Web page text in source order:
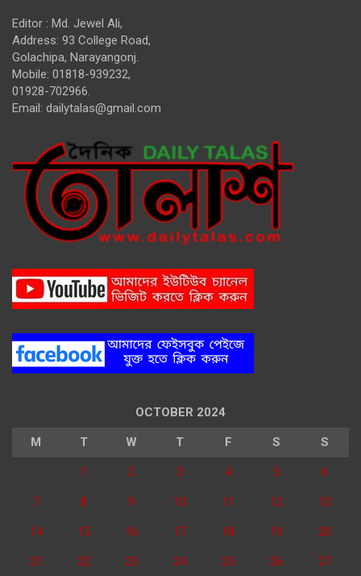
Editor : Md. Jewel Ali,
Address: 93 College Road,
Golachipa, Narayangonj.
Mobile: 01818-939232,
01928-702966.
Email: dailytalas@gmail.com
OCTOBER 2024
M T W T F S S
1 2 3 4 5 6
7 8 9 10 11 12 13
14 15 16 17 18 19 20
21 22 23 24 25 26 27